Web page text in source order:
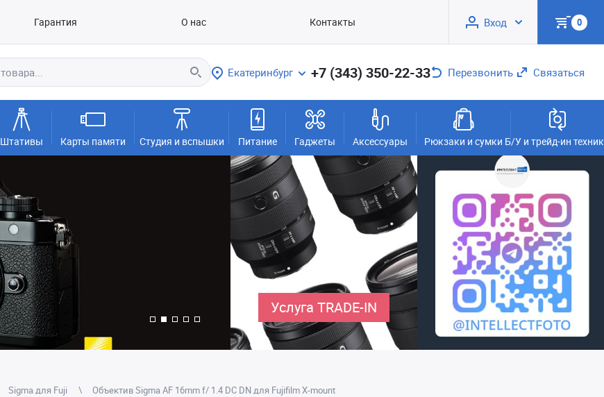
Гарантия О нас Контакты Вход 0
Екатеринбург +7 (343) 350-22-33 Перезвонить Связаться
Штативы Карты памяти Студия и вспышки Питание Гаджеты Аксессуары Рюкзаки и сумки Б/У и трейд-ин
Услуга TRADE-IN
Sigma для Fuji Объектив Sigma AF 16mm f/ 1.4 DC DN для Fujifilm X-mount